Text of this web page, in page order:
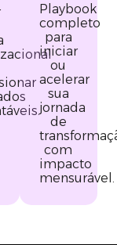
Playbook
completo
para
iniciar
ou
acelerar
sua
jornada
de
com
impacto
mensurável.